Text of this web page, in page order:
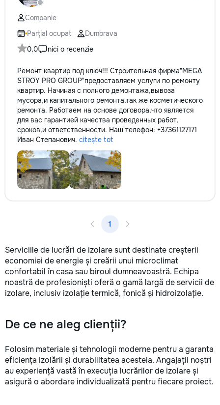
✔ Обучение взрослых ✔
Бесплатный пробный урок
Companie
Parțial ocupat
Dumbrava
0,0
nici o recenzie
Ремонт квартир под ключ!!! Строительная фирма"MEGA
STROY PRO GROUP"предоставляем услуги по ремонту
квартир. Начиная с полного демонтажа,вывоза
мусора,и капитального ремонта,так же косметического
ремонта. Работаем на основе договора,что является
для вас гарантией качества проведенных работ,
сроков,и ответственности. Наш телефон: +37361127171
Иван Степанович. citește tot
1
Serviciile de lucrări de izolare sunt destinate creșterii
economiei de energie și creării unui microclimat
confortabil în casa sau biroul dumneavoastră. Echipa
noastră de profesioniști oferă o gamă largă de servicii de
izolare, inclusiv izolație termică, fonică și hidroizolație.
De ce ne aleg clienții?
Folosim materiale și tehnologii moderne pentru a garanta
eficiența izolării și durabilitatea acesteia. Angajații noștri
au experiență vastă în execuția lucrărilor de izolare și
asigură o abordare individualizată pentru fiecare proiect.